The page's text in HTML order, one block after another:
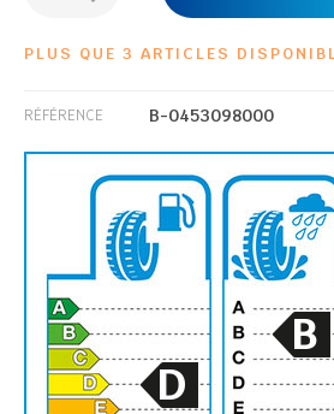
PLUS QUE 3 ARTICLES
RÉFÉRENCE B-0453098000
D
B